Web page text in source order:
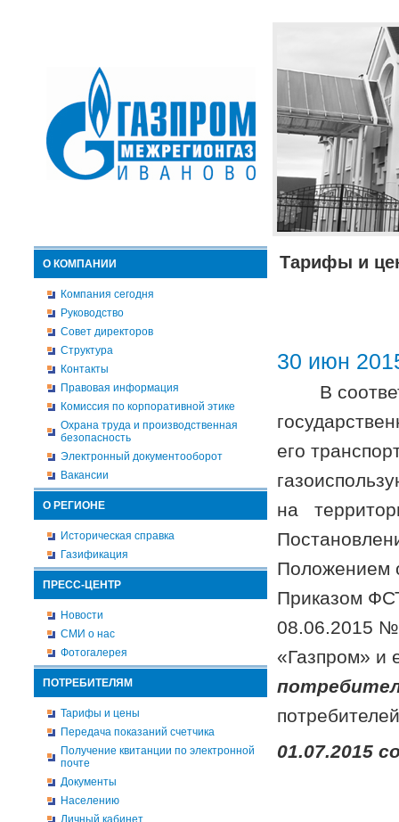
О КОМПАНИИ
Компания сегодня
Руководство
Совет директоров
Структура
Контакты
Правовая информация
Комиссия по корпоративной этике
Охрана труда и производственная
безопасность
Электронный документооборот
Вакансии
О РЕГИОНЕ
Историческая справка
Газификация
ПРЕСС-ЦЕНТР
Новости
СМИ о нас
Фотогалерея
ПОТРЕБИТЕЛЯМ
Тарифы и цены
Передача показаний счетчика
Получение квитанции по электронной
почте
Документы
Населению
Личный кабинет
Тарифы и
30 июн
В
его
на
Положением
Приказом
08.06.2015
«Газпром»
01.07.2015